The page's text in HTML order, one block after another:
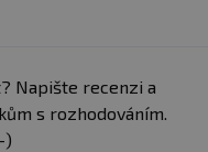
Napište recenzi a
s rozhodováním.
)